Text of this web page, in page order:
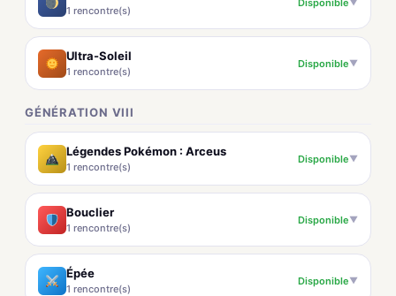
1 rencontre(s)
Ultra-Soleil
1 rencontre(s)
Disponible▼
GÉNÉRATION VIII
Légendes Pokémon : Arceus
1 rencontre(s)
Disponible▼
Bouclier
1 rencontre(s)
Disponible▼
Épée
1 rencontre(s)
Disponible▼